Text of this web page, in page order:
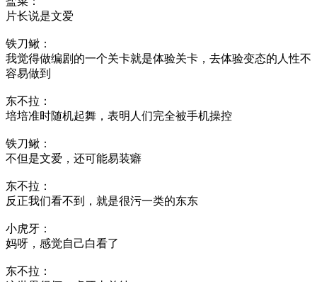
片长说是文爱
铁刀鳅：
我觉得做编剧的一个关卡就是体验关卡，去体验变态的人性不
容易做到
东不拉：
培培准时随机起舞，表明人们完全被手机操控
铁刀鳅：
不但是文爱，还可能易装癖
东不拉：
反正我们看不到，就是很污一类的东东
小虎牙：
妈呀，感觉自己白看了
东不拉：